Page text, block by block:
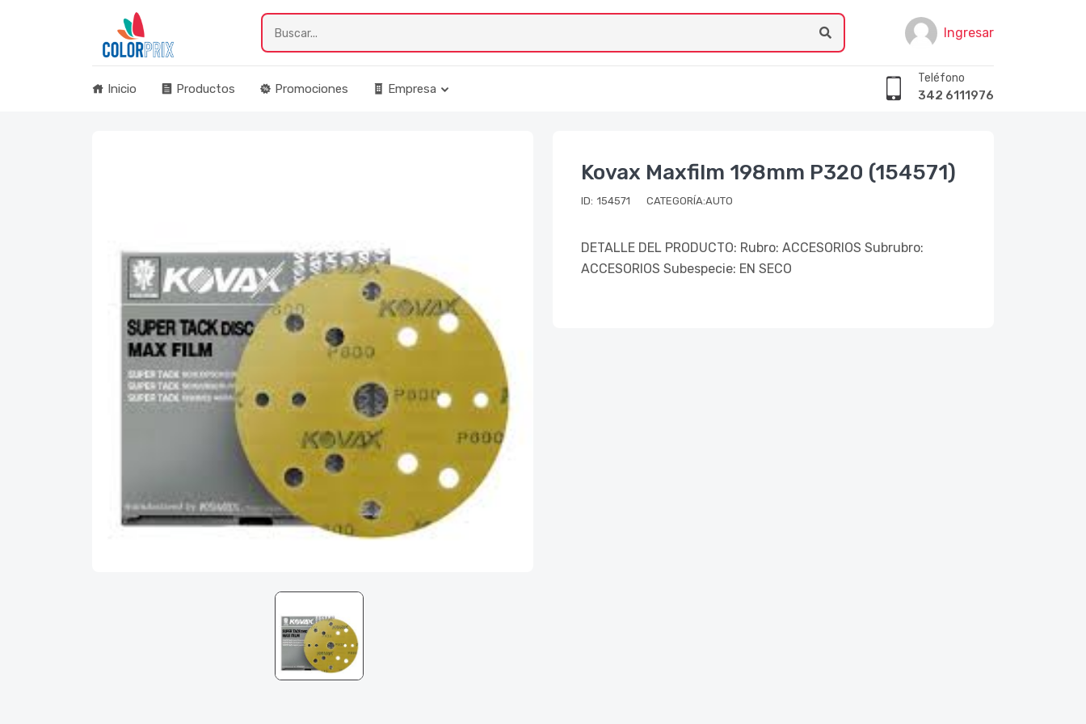
Ingresar
Inicio Productos Promociones Empresa
Teléfono
342 6111976
Kovax Maxfilm 198mm P320 (154571)
ID: 154571 CATEGORÍA:AUTO
DETALLE DEL PRODUCTO: Rubro: ACCESORIOS Subrubro:
ACCESORIOS Subespecie: EN SECO